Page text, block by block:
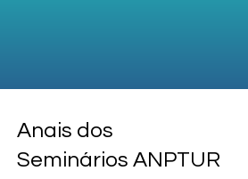
Anais dos
Seminários ANPTUR